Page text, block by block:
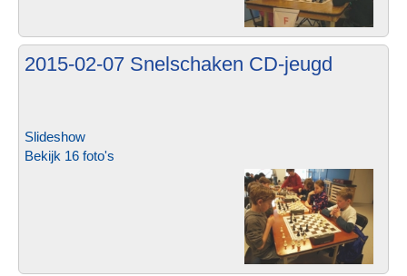
2015-02-07 Snelschaken CD-jeugd
Slideshow
Bekijk 16 foto's